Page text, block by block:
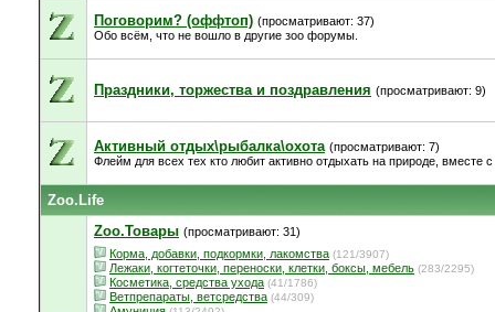
Поговорим? (оффтоп) (просматривают: 37)
Обо всём, что не вошло в другие зоо форумы.
Праздники, торжества и поздравления (просматривают: 9)
Активный отдых\рыбалка\охота (просматривают: 7)
Флейм для всех тех кто любит активно отдыхать на природе, вместе
Zoo.Life
Zoo.Товары (просматривают: 31)
Корма, добавки, подкормки, лакомства (121/3907)
Лежаки, когтеточки, переноски, клетки, боксы, мебель (283/2295)
Косметика, средства ухода (41/1786)
Ветпрепараты, ветсредства (44/309)